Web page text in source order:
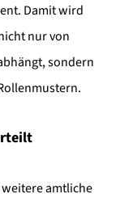
Damit wird
nur von
sondern
amtliche